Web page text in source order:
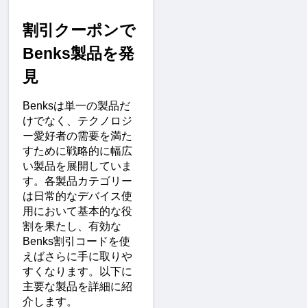
割引クーポンで
Benks製品を発
見
Benksは単一の製品だ
けでなく、テクノロジ
ー愛好者の需要を満た
すために戦略的に幅広
い製品を展開していま
す。各製品カテゴリー
は日常的なデバイス使
用において基本的な役
割を果たし、有効な
Benks割引コードを使
えばさらに手に取りや
すくなります。以下に
主要な製品を詳細に紹
介します。